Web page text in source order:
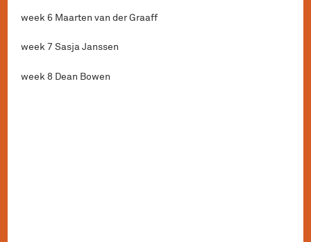
week 6 Maarten van der Graaff
week 7 Sasja Janssen
week 8 Dean Bowen